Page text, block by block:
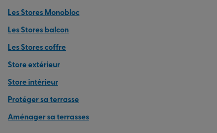
Les Stores Monobloc
Les Stores balcon
Les Stores coffre
Store extérieur
Store intérieur
Protéger sa terrasse
Aménager sa terrasses